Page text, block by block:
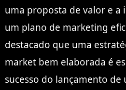
uma proposta de valor e a
um plano de marketing
destacado que uma
market bem elaborada é
sucesso do lançamento